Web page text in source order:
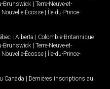
Brunswick
Terre-Neuve-et-
Nouvelle-Écosse
Île-du-Prince-
Alberta
Colombie-Britannique
Brunswick
Terre-Neuve-et-
Nouvelle-Écosse
Île-du-Prince-
Canada
Dernières inscriptions au